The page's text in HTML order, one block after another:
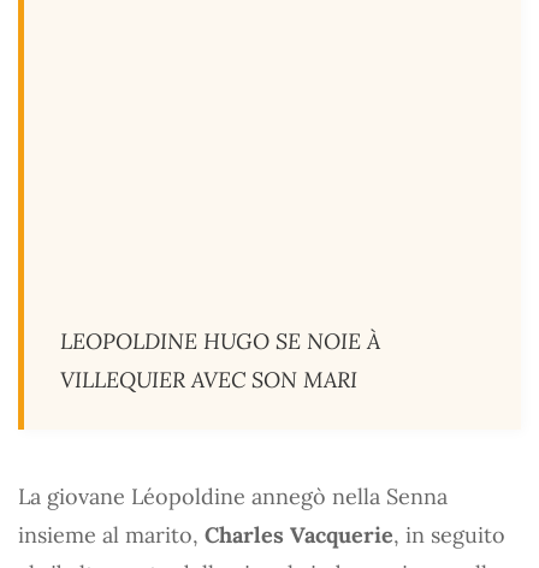
LEOPOLDINE HUGO SE NOIE À
VILLEQUIER AVEC SON MARI
La giovane Léopoldine annegò nella Senna
insieme al marito, Charles Vacquerie, in seguito